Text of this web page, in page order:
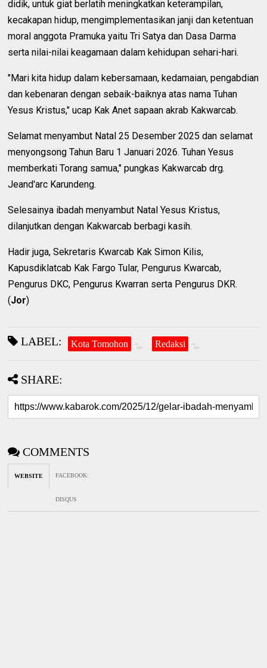
didik, untuk giat berlatih meningkatkan keterampilan,
kecakapan hidup, mengimplementasikan janji dan ketentuan
moral anggota Pramuka yaitu Tri Satya dan Dasa Darma
serta nilai-nilai keagamaan dalam kehidupan sehari-hari.
"Mari kita hidup dalam kebersamaan, kedamaian, pengabdian
dan kebenaran dengan sebaik-baiknya atas nama Tuhan
Yesus Kristus," ucap Kak Anet sapaan akrab Kakwarcab.
Selamat menyambut Natal 25 Desember 2025 dan selamat
menyongsong Tahun Baru 1 Januari 2026. Tuhan Yesus
memberkati Torang samua," pungkas Kakwarcab drg.
Jeand'arc Karundeng.
Selesainya ibadah menyambut Natal Yesus Kristus,
dilanjutkan dengan Kakwarcab berbagi kasih.
Hadir juga, Sekretaris Kwarcab Kak Simon Kilis,
Kapusdiklatcab Kak Fargo Tular, Pengurus Kwarcab,
Pengurus DKC, Pengurus Kwarran serta Pengurus DKR.
(Jor)
LABEL: Kota Tomohon Redaksi
SHARE:
COMMENTS
WEBSITE FACEBOOK:
DISQUS